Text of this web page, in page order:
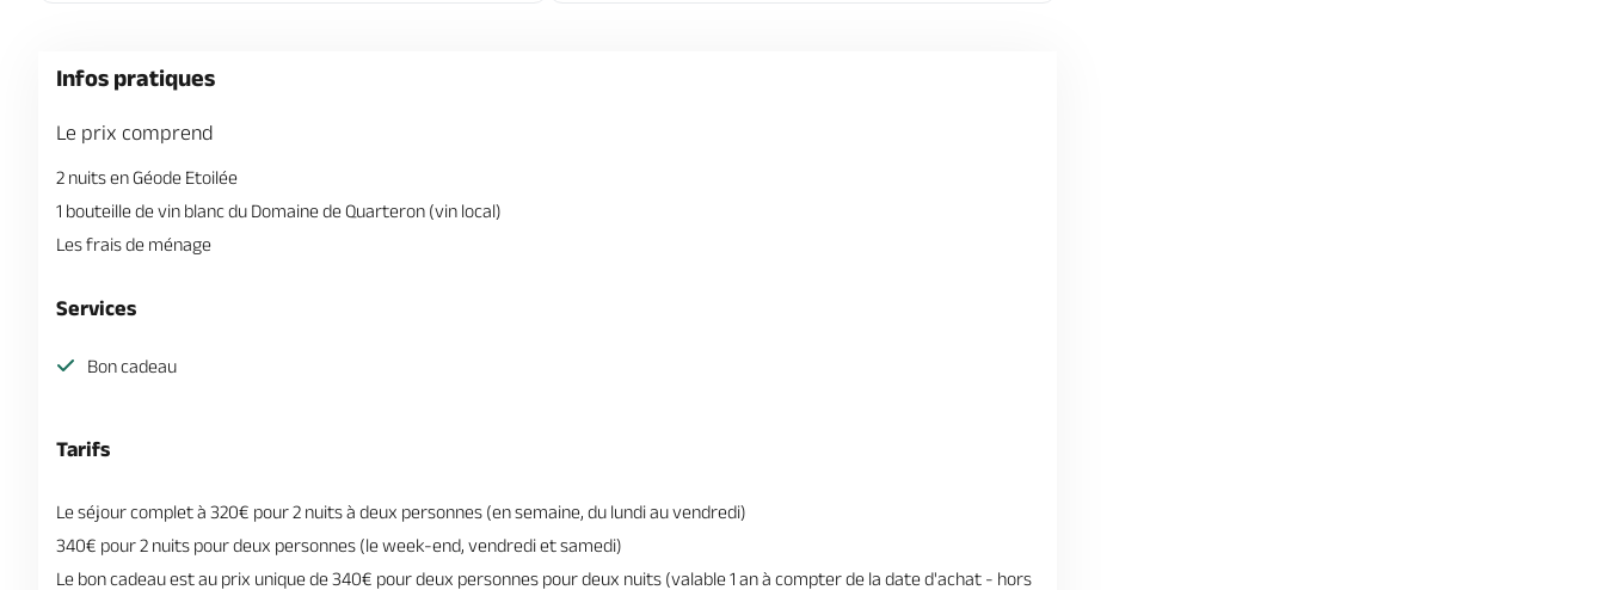
Infos pratiques
Le prix comprend
2 nuits en Géode Etoilée
1 bouteille de vin blanc du Domaine de Quarteron (vin local)
Les frais de ménage
Services
Bon cadeau
Tarifs
Le séjour complet à 320€ pour 2 nuits à deux personnes (en semaine, du lundi au vendredi)
340€ pour 2 nuits pour deux personnes (le week-end, vendredi et samedi)
Le bon cadeau est au prix unique de 340€ pour deux personnes pour deux nuits (valable 1 an à compter de la date d'achat - hors